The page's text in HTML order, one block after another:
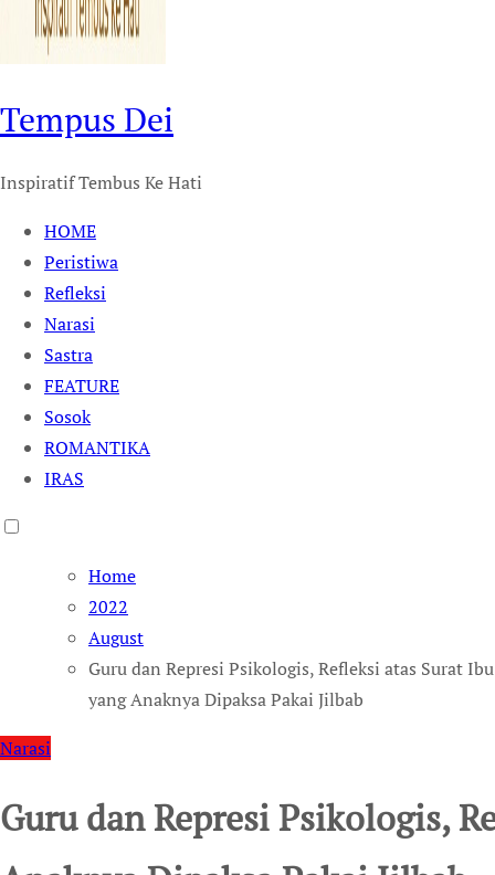
Tempus Dei
Inspiratif Tembus Ke Hati
HOME
Peristiwa
Refleksi
Narasi
Sastra
FEATURE
Sosok
ROMANTIKA
IRAS
Home
2022
August
Guru dan Represi Psikologis, Refleksi atas Surat Ibu
yang Anaknya Dipaksa Pakai Jilbab
Narasi
Guru dan Represi Psikologis,